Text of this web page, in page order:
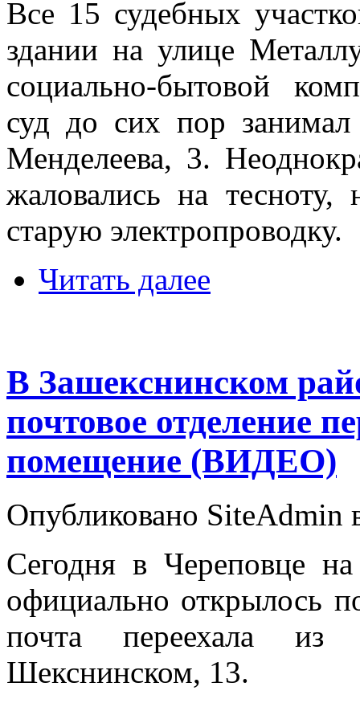
Все 15 судебных
здании на улице
социально-бытовой
суд до сих пор
Менделеева, 3.
жаловались на
старую электропроводку.
Читать далее
В Зашекснинском
почтовое отделение
помещение (ВИДЕО)
Опубликовано SiteAdmin
Сегодня в Череповце
официально открылось
почта переехала из
Шекснинском, 13.